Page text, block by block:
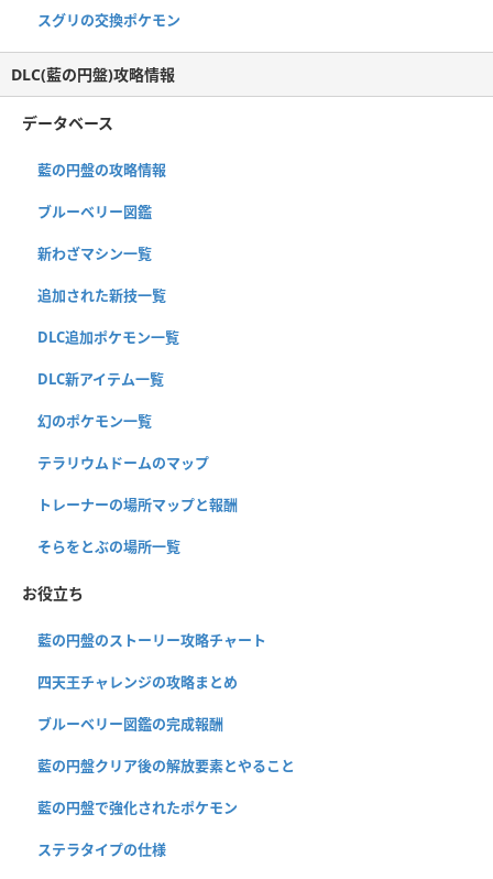
スグリの交換ポケモン
DLC(藍の円盤)攻略情報
データベース
藍の円盤の攻略情報
ブルーベリー図鑑
新わざマシン一覧
追加された新技一覧
DLC追加ポケモン一覧
DLC新アイテム一覧
幻のポケモン一覧
テラリウムドームのマップ
トレーナーの場所マップと報酬
そらをとぶの場所一覧
お役立ち
藍の円盤のストーリー攻略チャート
四天王チャレンジの攻略まとめ
ブルーベリー図鑑の完成報酬
藍の円盤クリア後の解放要素とやること
藍の円盤で強化されたポケモン
ステラタイプの仕様